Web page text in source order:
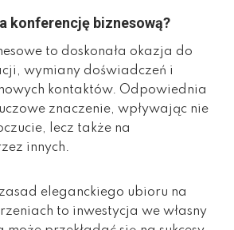
konferencję biznesową?
to doskonała okazja do
wymiany doświadczeń i
kontaktów. Odpowiednia
znaczenie, wpływając nie
lecz także na
innych.
eleganckiego ubioru na
to inwestycja we własny